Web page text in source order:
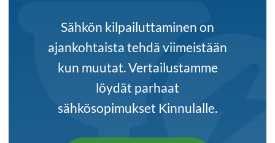
Sähkön kilpailuttaminen on
ajankohtaista tehdä viimeistään
kun muutat. Vertailustamme
löydät parhaat
sähkösopimukset Kinnulalle.